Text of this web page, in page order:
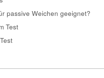
passive Weichen geeignet?
Test